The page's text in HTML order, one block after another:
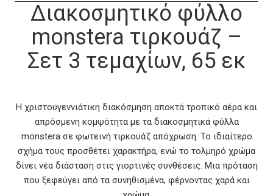
Διακοσμητικό φύλλο
monstera τιρκουάζ –
Σετ 3 τεμαχίων, 65 εκ
Η χριστουγεννιάτικη διακόσμηση αποκτά τροπικό αέρα και
απρόσμενη κομψότητα με τα διακοσμητικά φύλλα
monstera σε φωτεινή τιρκουάζ απόχρωση. Το ιδιαίτερο
σχήμα τους προσθέτει χαρακτήρα, ενώ το τολμηρό χρώμα
δίνει νέα διάσταση στις γιορτινές συνθέσεις. Μια πρόταση
που ξεφεύγει από τα συνηθισμένα, φέρνοντας χαρά και